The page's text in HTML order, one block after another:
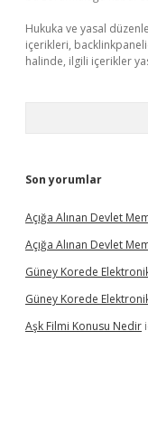
Hukuka ve yasal
içerikleri,
halinde, ilgili içerikler
Son yorumlar
Açığa Alınan Devlet
Açığa Alınan Devlet
Güney Korede
Güney Korede
Aşk Filmi Konusu Nedir